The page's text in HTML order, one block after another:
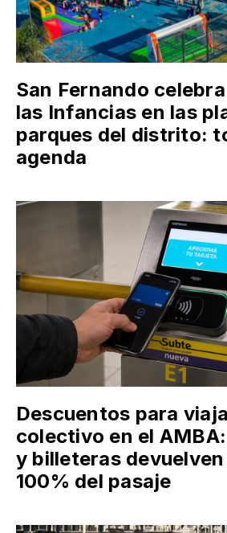
San Fernando
las Infancias en las
parques del distrito:
agenda
Descuentos para
colectivo en el
y billeteras
100% del pasaje